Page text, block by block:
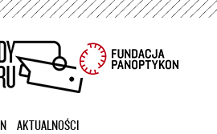
AKTUALNOŚCI